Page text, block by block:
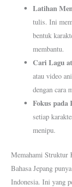
Latihan
tulis. Ini
bentuk
membantu.
Cari Lagu
atau video
dengan cara
Fokus pada
setiap
menipu.
Memahami Struktur
Bahasa Jepang
Indonesia. Ini yang